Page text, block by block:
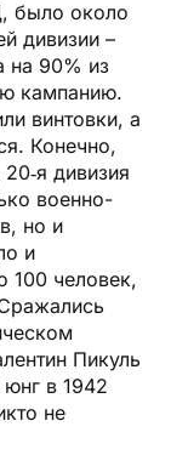
было около
дивизии –
на 90% из
кампанию.
винтовки, а
Конечно,
дивизия
военно­
но и
и
100 человек,
Пикуль
в 1942
не